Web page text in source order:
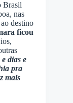
Brasil
nas
destino
ficou
dias e
pra
mais